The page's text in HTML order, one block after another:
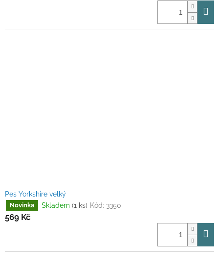
Pes Yorkshire velký
Novinka Skladem (1 ks) Kód: 3350
569 Kč